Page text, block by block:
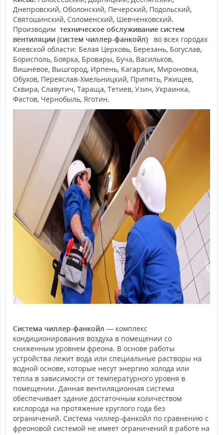
Днепровский, Оболонский, Печерский, Подольский,
Святошинский, Соломенский, Шевченковский.
Производим техническое обслуживание систем
вентиляции (систем чиллер-фанкойл)
во всех городах
Киевской области: Белая Церковь, Березань, Богуслав,
Борисполь, Боярка, Бровары, Буча, Васильков,
Вишнёвое, Вышгород, Ирпень, Кагарлык, Мироновка,
Обухов, Переяслав-Хмельницкий, Припять, Ржищев,
Сквира, Славутич, Тараща, Тетиев, Узин, Украинка,
Фастов, Чернобыль, Яготин.
Система чиллер-фанкойл — комплекс
кондиционирования воздуха в помещении со
сниженным уровнем фреона. В основе работы
устройства лежит вода или специальные растворы на
водной основе, которые несут энергию холода или
тепла в зависимости от температурного уровня в
помещении. Данная вентиляционная система
обеспечивает здание достаточным количеством
кислорода на протяжение круглого года без
ограничений. Система чиллер-фанкойл по сравнению с
фреоновой системой не имеет ограничений в работе на